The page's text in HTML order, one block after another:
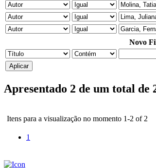
Novo
Apresentado 2 de um total de
Itens para a visualização no momento 1-2 of 2
1